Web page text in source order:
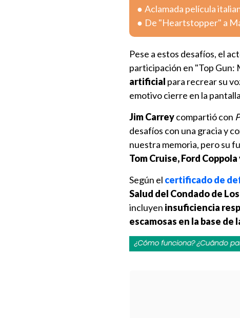
Aclamada película
De "Heartstopper" a
Pese a estos desafíos, el
participación en "Top
artificial para recrear su
emotivo cierre en la
Jim Carreycompartió con
desafíos con una gracia y
nuestra memoria, pero su
Tom Cruise, Ford Coppola
Según el certificado de
Salud del Condado de
incluyen insuficiencia
escamosas en la base de